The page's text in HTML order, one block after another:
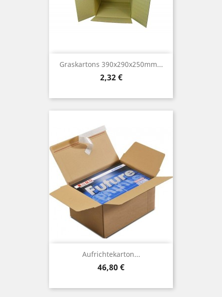
Graskartons 390x290x250mm...
Preis
2,32 €
Aufrichtekarton...
Preis
46,80 €